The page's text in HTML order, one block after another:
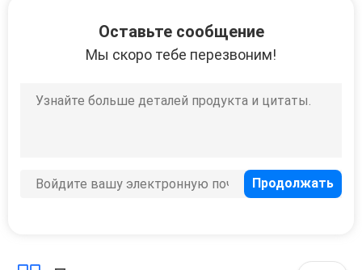
Оставьте сообщение
Мы скоро тебе перезвоним!